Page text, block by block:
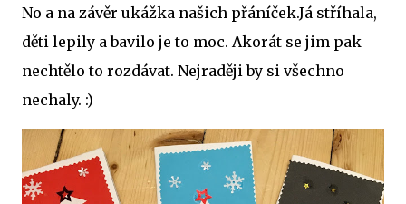
No a na závěr ukážka našich přáníček.Já stříhala,
děti lepily a bavilo je to moc. Akorát se jim pak
nechtělo to rozdávat. Nejraději by si všechno
nechaly. :)